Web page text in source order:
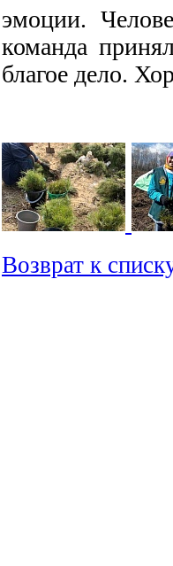
эмоции.
команда
благое дело.
Возврат к